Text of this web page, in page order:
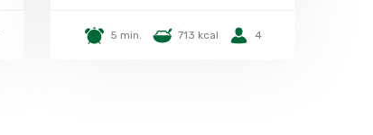
5 min. 713 kcal 4